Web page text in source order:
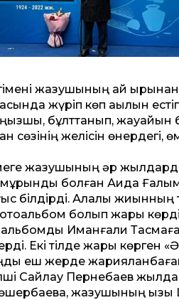
жазушының қай
жүріп көп ақылын
бұлт­танып,
желісін өнердегі,
жазушының әр
болған Аида
білдірді. Алқалы жиынның
болып жарық
Иманғали
Екі тілде жарық көрген
еш жерде
Сайлау Пернебаев
жазушының